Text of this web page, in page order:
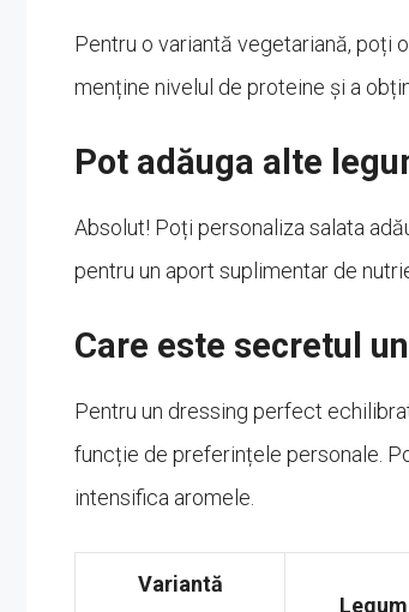
Pentru o variantă vegetariană, poți
menține nivelul de proteine și a
Pot adăuga alte
Absolut! Poți personaliza salata
pentru un aport suplimentar de
Care este secretul
Pentru un dressing perfect
funcție de preferințele personale.
intensifica aromele.
Variantă